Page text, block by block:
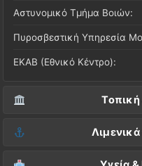
Αστυνομικό Τμήμα Βοιών:
Πυροσβεστική Υπηρεσία
ΕΚΑΒ (Εθνικό Κέντρο):
Τοπική
Δήμος Μονεμβασίας (Έδρα):
Λιμεναρχείο Μονεμβασίας: